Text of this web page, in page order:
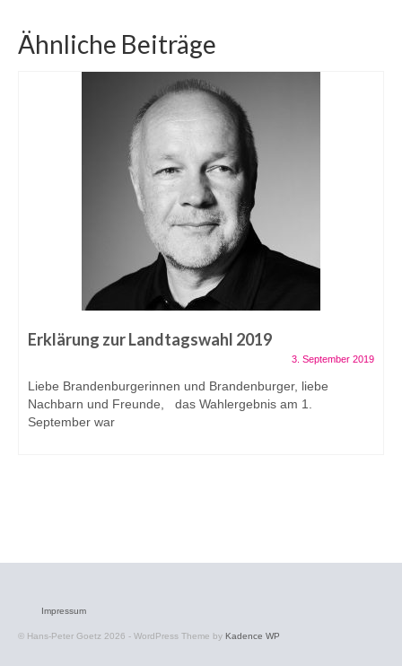
Ähnliche Beiträge
Erklärung zur Landtagswahl 2019
3. September 2019
Liebe Brandenburgerinnen und Brandenburger, liebe
Nachbarn und Freunde, das Wahlergebnis am 1.
September war
Impressum
© Hans-Peter Goetz 2026 - WordPress Theme by Kadence WP